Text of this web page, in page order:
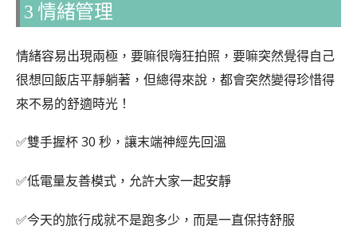
3 情緒管理
情緒容易出現兩極，要嘛很嗨狂拍照，要嘛突然覺得自己
很想回飯店平靜躺著，但總得來說，都會突然變得珍惜得
來不易的舒適時光！
✅雙手握杯 30 秒，讓末端神經先回溫
✅低電量友善模式，允許大家一起安靜
✅今天的旅行成就不是跑多少，而是一直保持舒服